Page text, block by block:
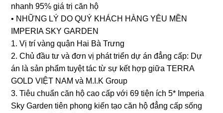
nhanh 95% giá trị căn hộ
• NHỮNG LÝ DO QUÝ KHÁCH HÀNG YÊU MỀN
IMPERIA SKY GARDEN
1. Vị trí vàng quận Hai Bà Trưng
2. Chủ đầu tư và đơn vị phát triển dự án đẳng cấp: Dự
án là sản phẩm tuyệt tác từ sự kết hợp giữa TERRA
GOLD VIỆT NAM và M.I.K Group
3. Tiêu chuẩn căn hộ cao cấp với 69 tiện ích 5* Imperia
Sky Garden tiên phong kiến tạo căn hộ đẳng cấp sống